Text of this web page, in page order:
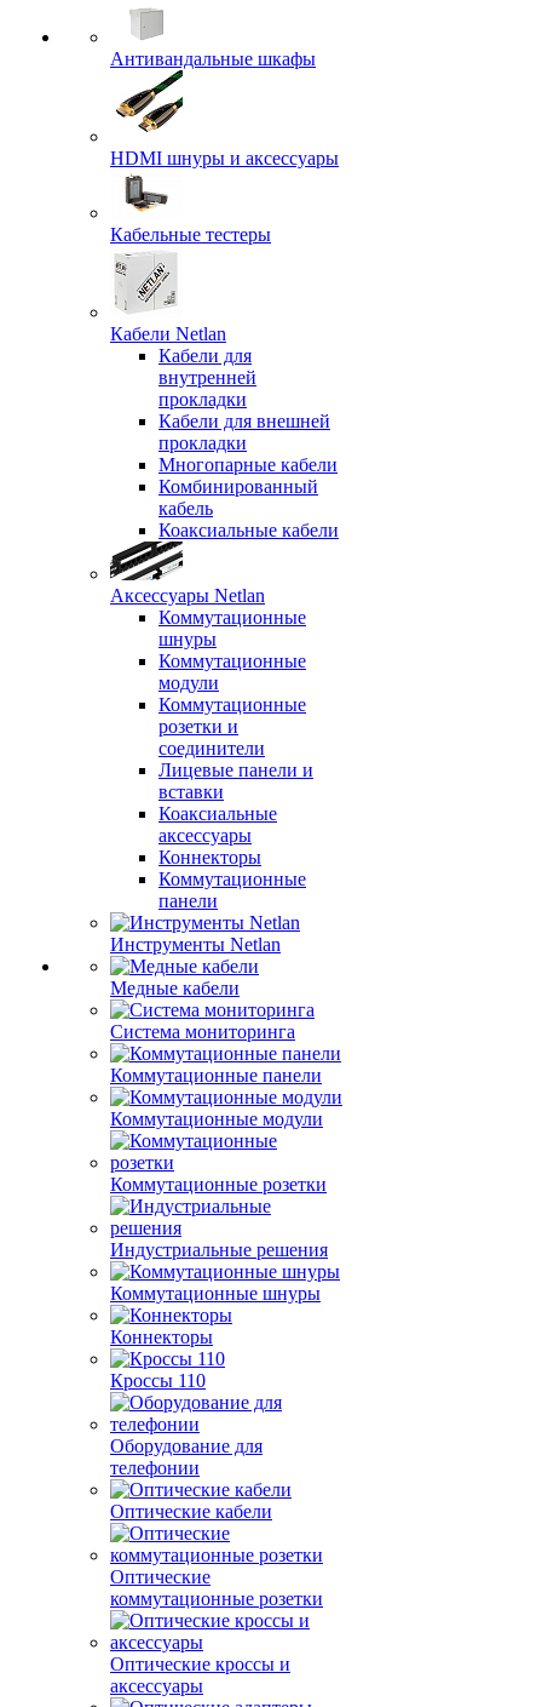
Антивандальные шкафы
HDMI шнуры и аксессуары
Кабельные тестеры
Кабели Netlan
Кабели для
внутренней
прокладки
Кабели для внешней
прокладки
Многопарные кабели
Комбинированный
кабель
Коаксиальные кабели
Аксессуары Netlan
Коммутационные
шнуры
Коммутационные
модули
Коммутационные
розетки и
соединители
Лицевые панели и
вставки
Коаксиальные
аксессуары
Коннекторы
Коммутационные
панели
Инструменты Netlan
Медные кабели
Система мониторинга
Коммутационные панели
Коммутационные модули
Коммутационные розетки
Индустриальные решения
Коммутационные шнуры
Коннекторы
Кроссы 110
Оборудование для
телефонии
Оптические кабели
Оптические
коммутационные розетки
Оптические кроссы и
аксессуары